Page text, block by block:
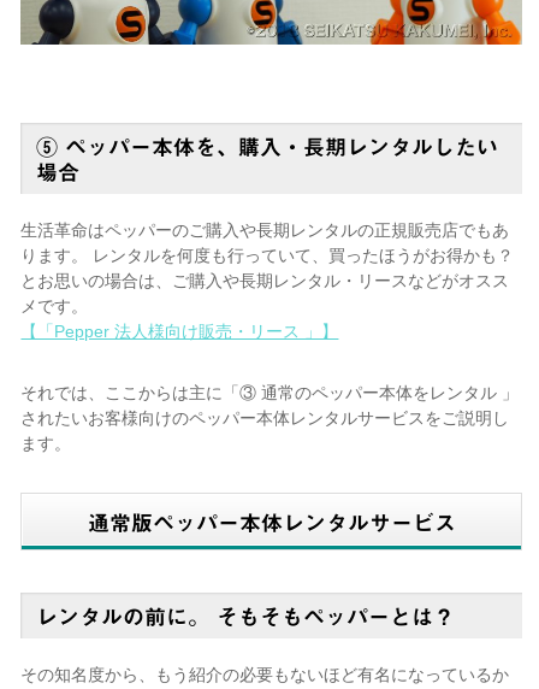
⑤ ペッパー本体を、購入・長期レンタルしたい
場合
生活革命はペッパーのご購入や長期レンタルの正規販売店でもあ
ります。 レンタルを何度も行っていて、買ったほうがお得かも？
とお思いの場合は、ご購入や長期レンタル・リースなどがオスス
メです。
【「Pepper 法人様向け販売・リース 」】
それでは、ここからは主に「③ 通常のペッパー本体をレンタル 」
されたいお客様向けのペッパー本体レンタルサービスをご説明し
ます。
通常版ペッパー本体レンタルサービス
レンタルの前に。 そもそもペッパーとは？
その知名度から、もう紹介の必要もないほど有名になっているか